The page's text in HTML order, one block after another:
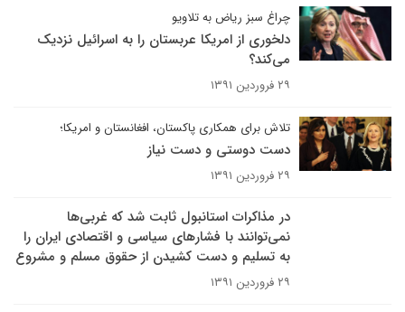
چراغ سبز ریاض به تلاویو
دلخوری از امریکا عربستان را به اسرائیل نزدیک
می‌کند؟
۲۹ فروردین ۱۳۹۱
تلاش برای همکاری پاکستان، افغانستان و امریکا؛
دست دوستی و دست نیاز
۲۹ فروردین ۱۳۹۱
در مذاکرات استانبول ثابت شد که غربی‌ها
نمی‌توانند با فشارهای سیاسی و اقتصادی ایران را
به تسلیم و دست کشیدن از حقوق مسلم و مشروع
۲۹ فروردین ۱۳۹۱